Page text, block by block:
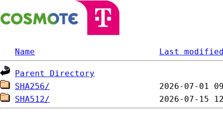
Name Last
Parent Directory
SHA256/
SHA512/